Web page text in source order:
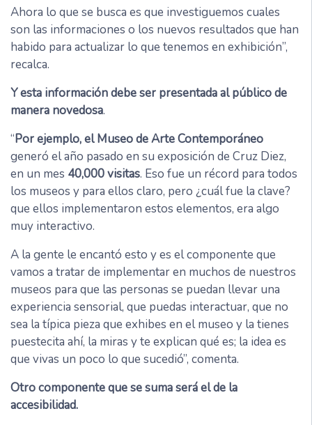
Ahora lo que se busca es que investiguemos cuales
son las informaciones o los nuevos resultados que han
habido para actualizar lo que tenemos en exhibición”,
recalca.
Y esta información debe ser presentada al público de
manera novedosa.
“Por ejemplo, el Museo de Arte Contemporáneo
generó el año pasado en su exposición de Cruz Diez,
en un mes 40,000 visitas. Eso fue un récord para todos
los museos y para ellos claro, pero ¿cuál fue la clave?
que ellos implementaron estos elementos, era algo
muy interactivo.
A la gente le encantó esto y es el componente que
vamos a tratar de implementar en muchos de nuestros
museos para que las personas se puedan llevar una
experiencia sensorial, que puedas interactuar, que no
sea la típica pieza que exhibes en el museo y la tienes
puestecita ahí, la miras y te explican qué es; la idea es
que vivas un poco lo que sucedió”, comenta.
Otro componente que se suma será el de la
accesibilidad.